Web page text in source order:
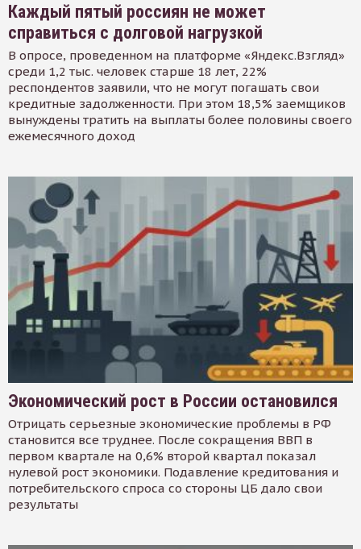
Каждый пятый россиян не может
справиться с долговой нагрузкой
В опросе, проведенном на платформе «Яндекс.Взгляд»
среди 1,2 тыс. человек старше 18 лет, 22%
респондентов заявили, что не могут погашать свои
кредитные задолженности. При этом 18,5% заемщиков
вынуждены тратить на выплаты более половины своего
ежемесячного доход
Экономический рост в России остановился
Отрицать серьезные экономические проблемы в РФ
становится все труднее. После сокращения ВВП в
первом квартале на 0,6% второй квартал показал
нулевой рост экономики. Подавление кредитования и
потребительского спроса со стороны ЦБ дало свои
результаты